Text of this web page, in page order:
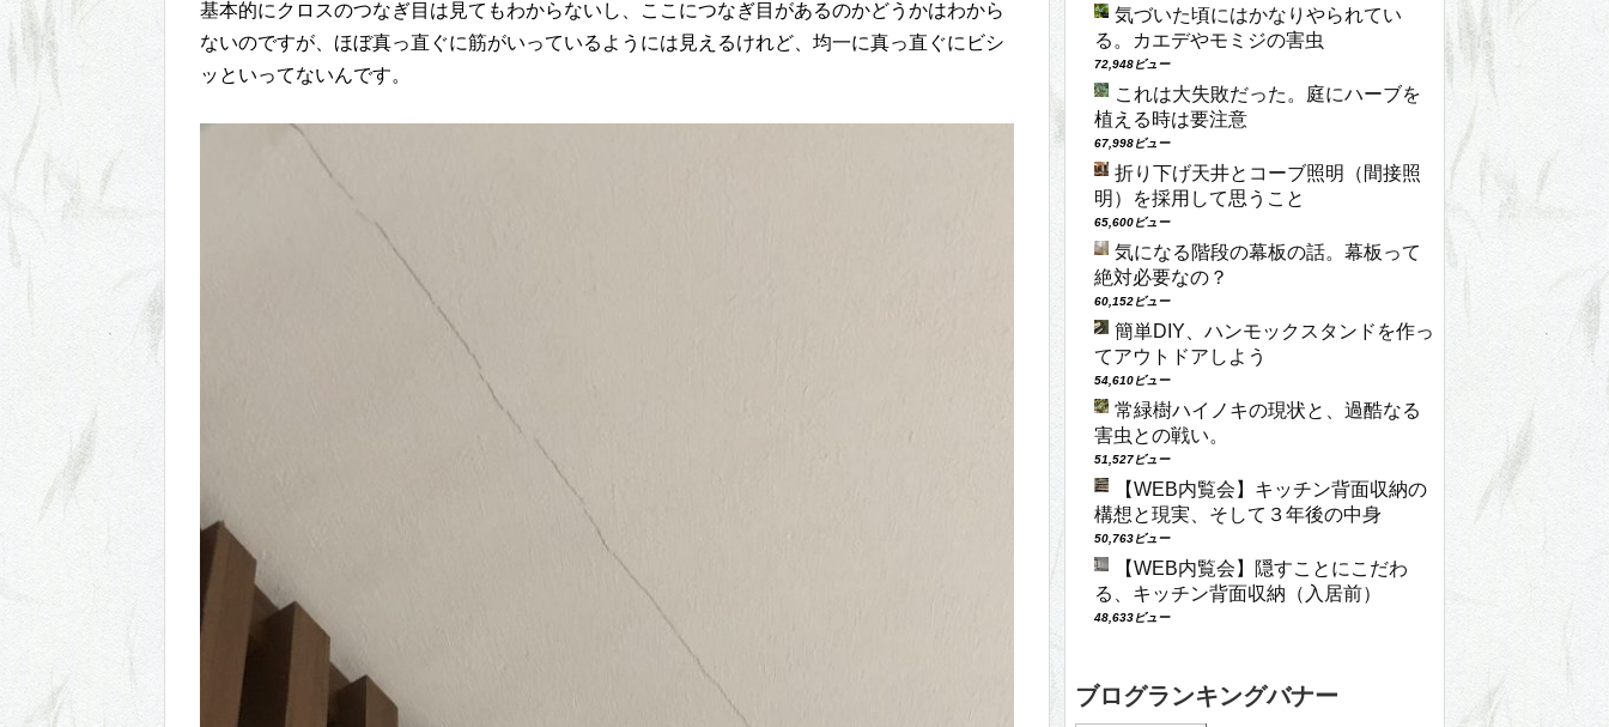
基本的にクロスのつなぎ目は見てもわからないし、ここにつなぎ目があるのかどうかはわから
ないのですが、ほぼ真っ直ぐに筋がいっているようには見えるけれど、均一に真っ直ぐにビシ
ッといってないんです。
気づいた頃にはかなりやられてい
る。カエデやモミジの害虫
72,948ビュー
これは大失敗だった。庭にハーブを
植える時は要注意
67,998ビュー
折り下げ天井とコーブ照明（間接照
明）を採用して思うこと
65,600ビュー
気になる階段の幕板の話。幕板って
絶対必要なの？
60,152ビュー
簡単DIY、ハンモックスタンドを作っ
てアウトドアしよう
54,610ビュー
常緑樹ハイノキの現状と、過酷なる
害虫との戦い。
51,527ビュー
【WEB内覧会】キッチン背面収納の
構想と現実、そして３年後の中身
50,763ビュー
【WEB内覧会】隠すことにこだわ
る、キッチン背面収納（入居前）
48,633ビュー
ブログランキングバナー